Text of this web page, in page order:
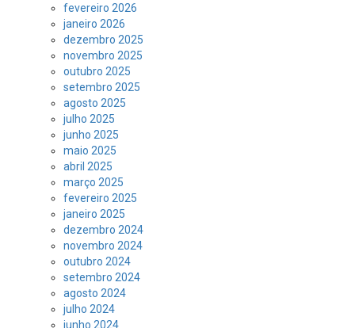
fevereiro 2026
janeiro 2026
dezembro 2025
novembro 2025
outubro 2025
setembro 2025
agosto 2025
julho 2025
junho 2025
maio 2025
abril 2025
março 2025
fevereiro 2025
janeiro 2025
dezembro 2024
novembro 2024
outubro 2024
setembro 2024
agosto 2024
julho 2024
junho 2024